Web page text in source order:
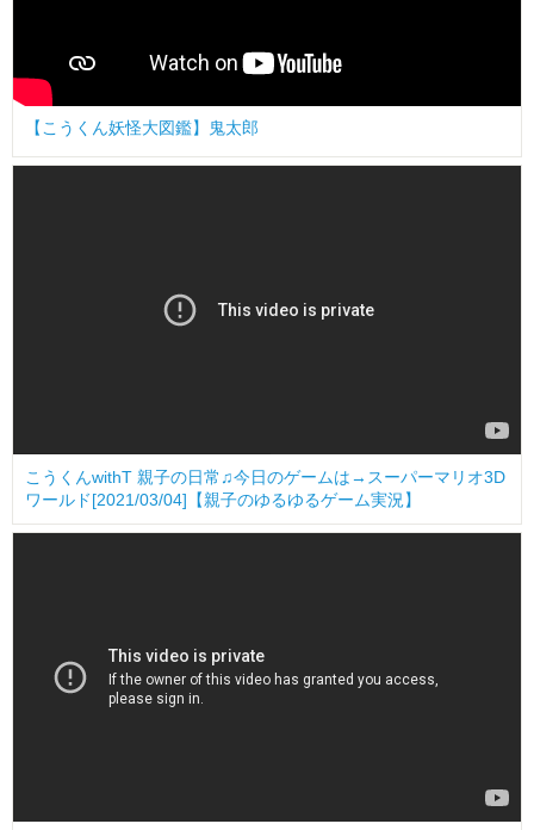
【こうくん妖怪大図鑑】鬼太郎
こうくんwithT 親子の日常♫今日のゲームは→スーパーマリオ3D
ワールド[2021/03/04]【親子のゆるゆるゲーム実況】